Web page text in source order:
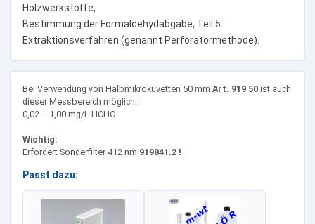
Holzwerkstoffe,
Bestimmung der Formaldehydabgabe, Teil 5:
Extraktionsverfahren (genannt Perforatormethode).
Bei Verwendung von Halbmikroküvetten 50 mm Art. 919 50ist auch
dieser Messbereich möglich:
0,02 – 1,00 mg/L HCHO
Wichtig:
Erfordert Sonderfilter 412 nm 919841.2 !
Passt dazu: